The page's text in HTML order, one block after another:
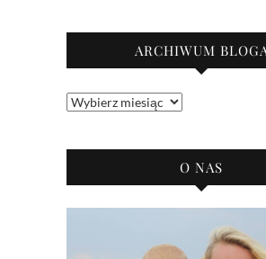
ARCHIWUM
Archiwum
O NAS